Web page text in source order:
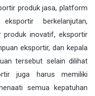
produk jasa, platform
berkelanjutan,
produk inovatif, eksportir
eksportir, dan kepala
tersebut selain dilihat
juga harus memiliki
semua kepatuhan